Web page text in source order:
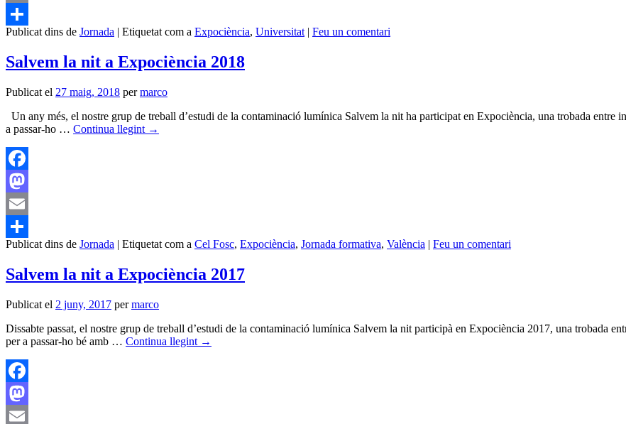
Email
Comparteix
Publicat dins de Jornada | Etiquetat com a Expociència, Universitat | Feu un comentari
Salvem la nit a Expociència 2018
Publicat el 27 maig, 2018 per marco
Un any més, el nostre grup de treball d’estudi de la contaminació lumínica Salvem la nit ha participat en Expociència, una trobada entre
a passar-ho … Continua llegint →
Facebook
Mastodon
Email
Comparteix
Publicat dins de Jornada | Etiquetat com a Cel Fosc, Expociència, Jornada formativa, València | Feu un comentari
Salvem la nit a Expociència 2017
Publicat el 2 juny, 2017 per marco
Dissabte passat, el nostre grup de treball d’estudi de la contaminació lumínica Salvem la nit participà en Expociència 2017, una trobada
per a passar-ho bé amb … Continua llegint →
Facebook
Mastodon